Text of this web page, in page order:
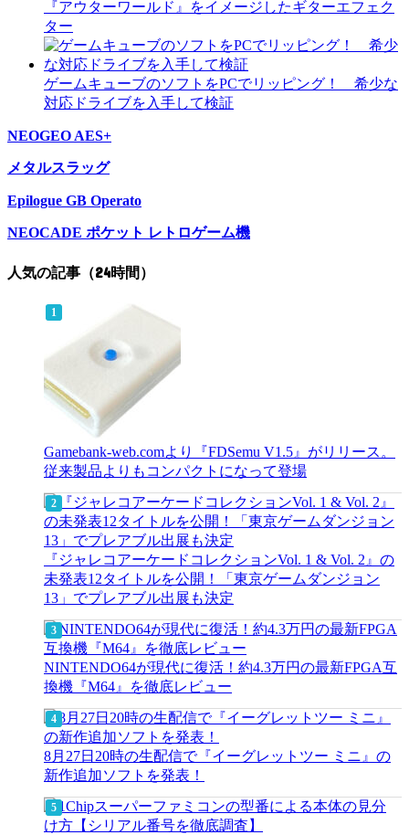
『アウターワールド』をイメージしたギターエフェク
ター
ゲームキューブのソフトをPCでリッピング！ 希少な
対応ドライブを入手して検証
NEOGEO AES+
メタルスラッグ
Epilogue GB Operato
NEOCADE ポケット レトロゲーム機
人気の記事（24時間）
Gamebank-web.comより『FDSemu V1.5』がリリース。
従来製品よりもコンパクトになって登場
『ジャレコアーケードコレクションVol. 1 & Vol. 2』の
未発表12タイトルを公開！「東京ゲームダンジョン
13」でプレアブル出展も決定
NINTENDO64が現代に復活！約4.3万円の最新FPGA互
換機『M64』を徹底レビュー
8月27日20時の生配信で『イーグレットツー ミニ』の
新作追加ソフトを発表！